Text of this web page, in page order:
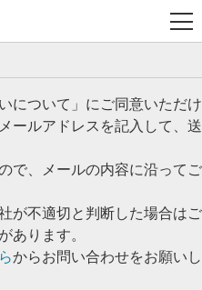
について」にご同意いただけ
ールアドレスを記入して、送
で、メールの内容に沿ってご
が不適切と判断した場合はご
あります。
からお問い合わせをお願いし